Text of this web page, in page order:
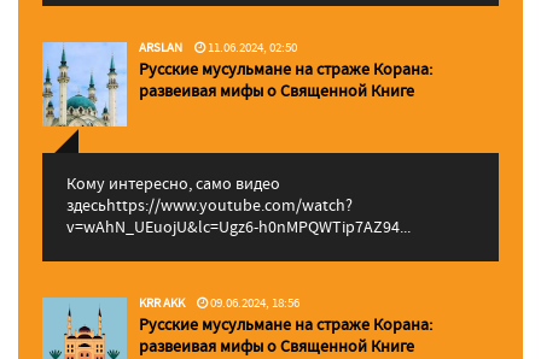
ARSLAN 11.06.2024, 02:50
Русские мусульмане на страже Корана:
pазвеивая мифы о Священной Книге
Кому интересно, само видео
здесьhttps://www.youtube.com/watch?
v=wAhN_UEuojU&lc=Ugz6-h0nMPQWTip7AZ94...
KRR AKK 09.06.2024, 18:56
Русские мусульмане на страже Корана:
pазвеивая мифы о Священной Книге